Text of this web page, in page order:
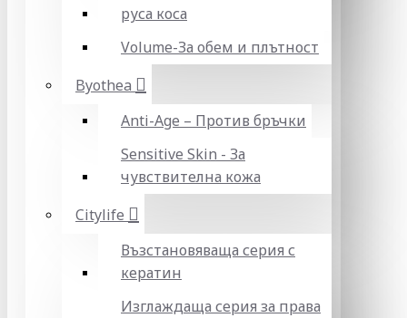
руса коса
Volume-За обем и плътност
Byothea
Anti-Age – Против бръчки
Sensitive Skin - За
чувствителна кожа
Citylife
Възстановяваща серия с
кератин
Изглаждаща серия за права